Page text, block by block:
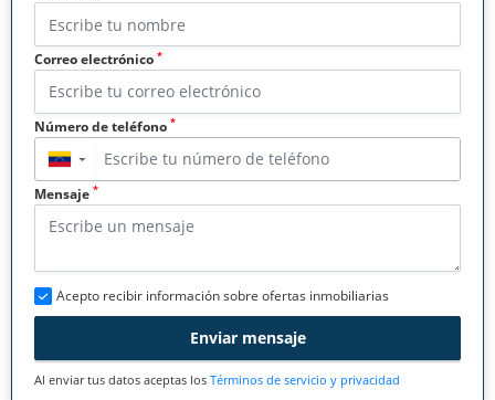
Correo electrónico *
Número de teléfono *
▼
Mensaje *
Acepto recibir información sobre ofertas inmobiliarias
Enviar mensaje
Al enviar tus datos aceptas los Términos de servicio y privacidad